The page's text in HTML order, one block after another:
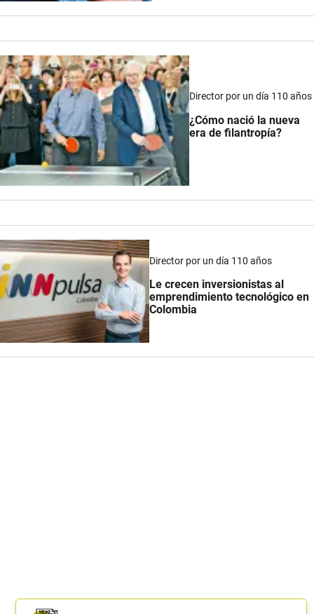
Director por un día 110 años
¿Cómo nació la nueva
era de filantropía?
Director por un día 110 años
Le crecen inversionistas al
emprendimiento tecnológico en
Colombia